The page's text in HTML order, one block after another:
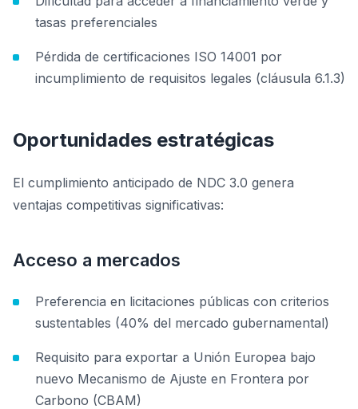
tasas preferenciales
Pérdida de certificaciones ISO 14001 por
incumplimiento de requisitos legales (cláusula 6.1.3)
Oportunidades estratégicas
El cumplimiento anticipado de NDC 3.0 genera
ventajas competitivas significativas:
Acceso a mercados
Preferencia en licitaciones públicas con criterios
sustentables (40% del mercado gubernamental)
Requisito para exportar a Unión Europea bajo
nuevo Mecanismo de Ajuste en Frontera por
Carbono (CBAM)